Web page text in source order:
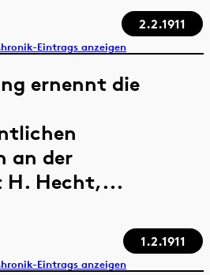
2.2.1911
Eintrags anzeigen
ernennt die
an der
H. Hecht,...
1.2.1911
Eintrags anzeigen